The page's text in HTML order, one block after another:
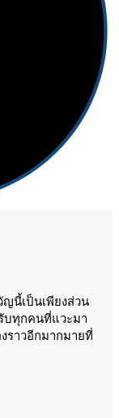
ญนี้เป็นเพียงส่วน
บทุกคนที่แวะมา
งราวอีกมากมายที่